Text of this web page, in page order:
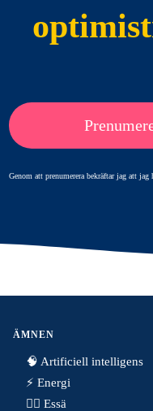
Genom att prenumerera bekräftar jag att jag
ÄMNEN
🧠 Artificiell intelligens
⚡️ Energi
✍🏼 Essä